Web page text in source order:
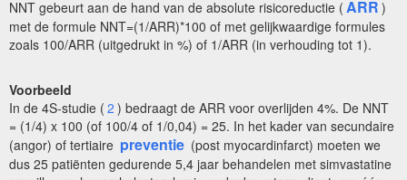
NNT gebeurt aan de hand van de absolute risicoreductie ( ARR )
met de formule NNT=(1/ARR)*100 of met gelijkwaardige formules
zoals 100/ARR (uitgedrukt in %) of 1/ARR (in verhouding tot 1).
Voorbeeld
In de 4S-studie ( 2 ) bedraagt de ARR voor overlijden 4%. De NNT
= (1/4) x 100 (of 100/4 of 1/0,04) = 25. In het kader van secundaire
(angor) of tertiaire preventie (post myocardinfarct) moeten we
dus 25 patiënten gedurende 5,4 jaar behandelen met simvastatine